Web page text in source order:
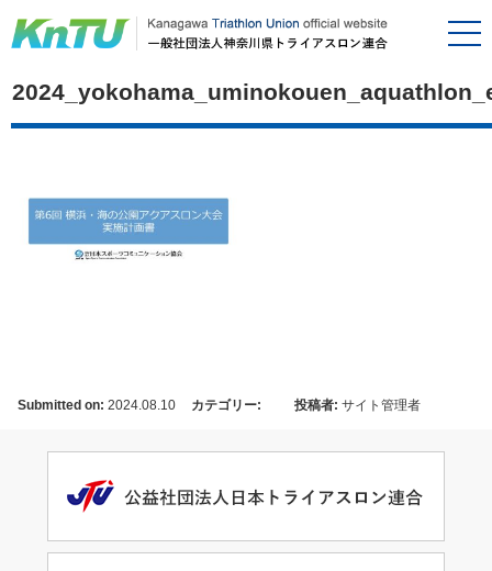
Submitted on: 2024.08.10 カテゴリー: 投稿者: サイト管理者